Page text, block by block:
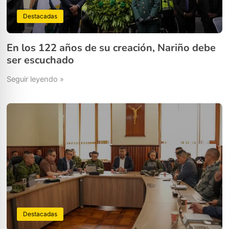
Destacadas
En los 122 años de su creación, Nariño debe
ser escuchado
Seguir leyendo »
Destacadas